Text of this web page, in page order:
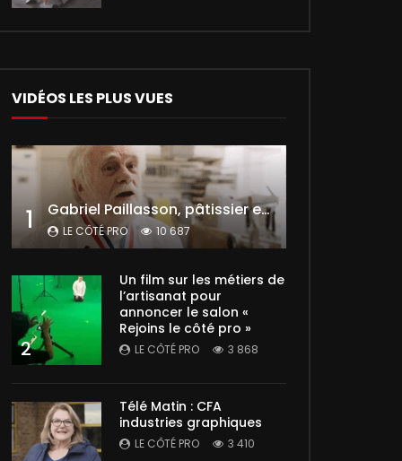
VIDÉOS LES PLUS VUES
1 Gabriel Paillasson, pâtissier et glacier
LE CÔTÉ PRO 10 687
2
Un film sur les métiers de
l’artisanat pour
annoncer le salon «
Rejoins le côté pro »
LE CÔTÉ PRO 3 868
Télé Matin : CFA
industries graphiques
LE CÔTÉ PRO 3 410